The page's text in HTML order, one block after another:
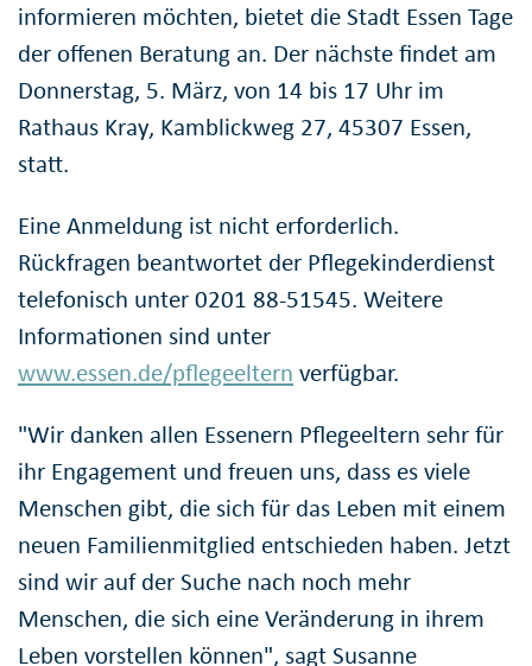
informieren möchten, bietet die Stadt Essen Tage
der offenen Beratung an. Der nächste findet am
Donnerstag, 5. März, von 14 bis 17 Uhr im
Rathaus Kray, Kamblickweg 27, 45307 Essen,
statt.
Eine Anmeldung ist nicht erforderlich.
Rückfragen beantwortet der Pflegekinderdienst
telefonisch unter 0201 88-51545. Weitere
Informationen sind unter
www.essen.de/pflegeeltern verfügbar.
"Wir danken allen Essenern Pflegeeltern sehr für
ihr Engagement und freuen uns, dass es viele
Menschen gibt, die sich für das Leben mit einem
neuen Familienmitglied entschieden haben. Jetzt
sind wir auf der Suche nach noch mehr
Menschen, die sich eine Veränderung in ihrem
Leben vorstellen können", sagt Susanne